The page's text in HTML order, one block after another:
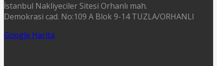
İstanbul Nakliyeciler Sitesi Orhanlı mah.
Demokrasi cad. No:109 A Blok 9-14 TUZLA/ORHANLI
Google Harita